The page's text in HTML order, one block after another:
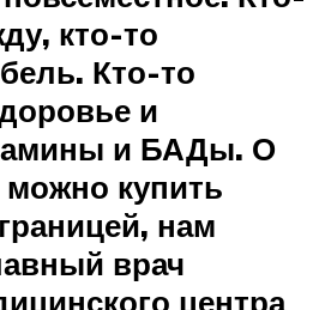
кто-то
Кто-то
и
и БАДы. О
можно купить
нам
врач
центра